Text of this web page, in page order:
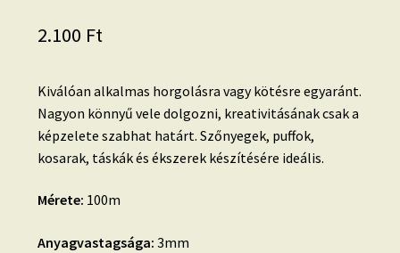
2.100 Ft
Kiválóan alkalmas horgolásra vagy kötésre egyaránt.
Nagyon könnyű vele dolgozni, kreativitásának csak a
képzelete szabhat határt. Szőnyegek, puffok,
kosarak, táskák és ékszerek készítésére ideális.
Mérete: 100m
Anyagvastagsága: 3mm